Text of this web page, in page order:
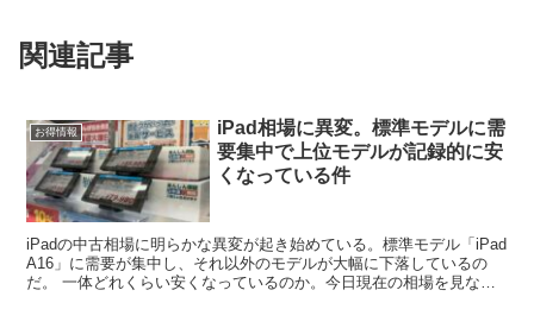
関連記事
お得情報
iPad相場に異変。標準モデルに需
要集中で上位モデルが記録的に安
くなっている件
iPadの中古相場に明らかな異変が起き始めている。標準モデル「iPad
A16」に需要が集中し、それ以外のモデルが大幅に下落しているの
だ。 一体どれくらい安くなっているのか。今日現在の相場を見なが